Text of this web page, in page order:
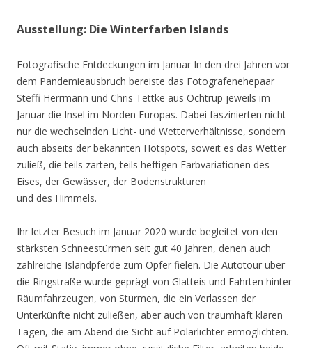
Ausstellung: Die Winterfarben Islands
Fotografische Entdeckungen im Januar In den drei Jahren vor
dem Pandemieausbruch bereiste das Fotografenehepaar
Steffi Herrmann und Chris Tettke aus Ochtrup jeweils im
Januar die Insel im Norden Europas. Dabei faszinierten nicht
nur die wechselnden Licht- und Wetterverhältnisse, sondern
auch abseits der bekannten Hotspots, soweit es das Wetter
zuließ, die teils zarten, teils heftigen Farbvariationen des
Eises, der Gewässer, der Bodenstrukturen
und des Himmels.
Ihr letzter Besuch im Januar 2020 wurde begleitet von den
stärksten Schneestürmen seit gut 40 Jahren, denen auch
zahlreiche Islandpferde zum Opfer fielen. Die Autotour über
die Ringstraße wurde geprägt von Glatteis und Fahrten hinter
Räumfahrzeugen, von Stürmen, die ein Verlassen der
Unterkünfte nicht zuließen, aber auch von traumhaft klaren
Tagen, die am Abend die Sicht auf Polarlichter ermöglichten.